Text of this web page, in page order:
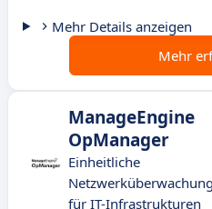
Mehr Details anzeigen
Mehr
ManageEngine
OpManager
Einheitliche
Netzwerküberwachung
für IT-Infrastrukturen